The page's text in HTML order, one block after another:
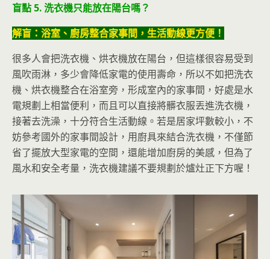
盲點 5. 洗衣機只能放在陽台嗎？
解盲：浴室、廚房整合家事間，生活動線更方便！
很多人會把洗衣機、烘衣機放在陽台，但這樣很容易受到
風吹雨淋，多少會降低家電的使用壽命，所以不如把洗衣
機、烘衣機整合在浴室旁，形成室內的家事間，好處是水
電規劃上相當便利，而且可以直接將髒衣服丟進洗衣機，
接著去洗澡，十分符合生活動線。若是居家坪數較小，不
妨參考國外的家事間設計，用廚具來結合洗衣機，不僅節
省了擺放大型家電的空間，還能增加廚房的美感，但為了
風水和安全考量，洗衣機建議不要規劃於爐灶正下方喔！